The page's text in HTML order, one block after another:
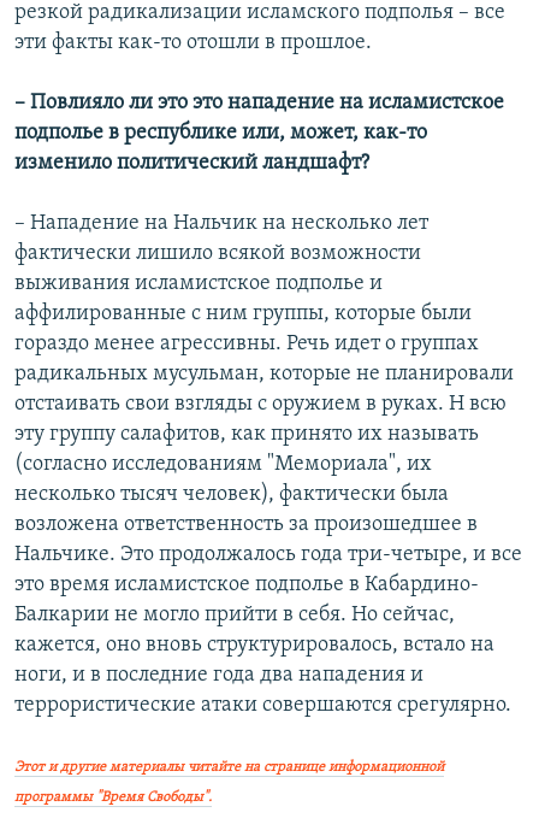
резкой радикализации исламского подполья – все
эти факты как-то отошли в прошлое.
– Повлияло ли это это нападение на исламистское
подполье в республике или, может, как-то
изменило политический ландшафт?
– Нападение на Нальчик на несколько лет
фактически лишило всякой возможности
выживания исламистское подполье и
аффилированные с ним группы, которые были
гораздо менее агрессивны. Речь идет о группах
радикальных мусульман, которые не планировали
отстаивать свои взгляды с оружием в руках. Н всю
эту группу салафитов, как принято их называть
(согласно исследованиям "Мемориала", их
несколько тысяч человек), фактически была
возложена ответственность за произошедшее в
Нальчике. Это продолжалось года три-четыре, и все
это время исламистское подполье в Кабардино-
Балкарии не могло прийти в себя. Но сейчас,
кажется, оно вновь структурировалось, встало на
ноги, и в последние года два нападения и
террористические атаки совершаются срегулярно.
Этот и другие материалы читайте на странице информационной
программы "Время Свободы".